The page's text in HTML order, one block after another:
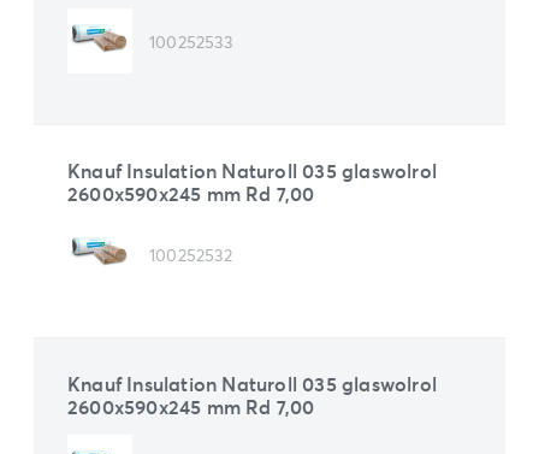
100252533
Knauf Insulation Naturoll 035 glaswolrol
2600x590x245 mm Rd 7,00
100252532
Knauf Insulation Naturoll 035 glaswolrol
2600x590x245 mm Rd 7,00